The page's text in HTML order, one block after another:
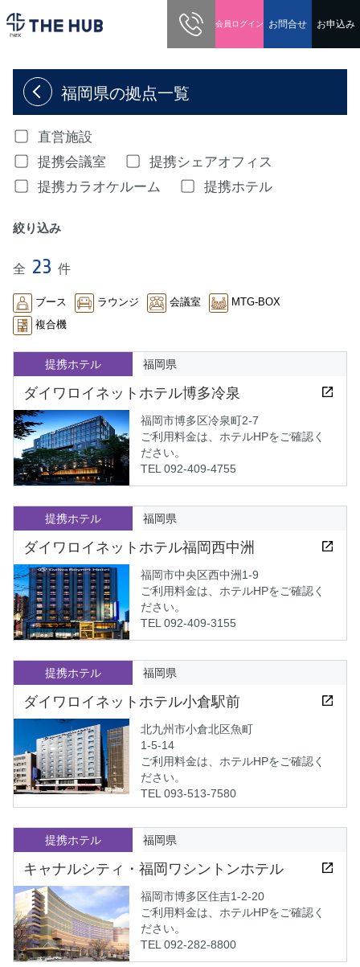
会員ログイン お問合せ お申込み
福岡県の拠点一覧
直営施設
提携会議室
提携シェアオフィス
提携カラオケルーム
提携ホテル
絞り込み
全 23 件
ブース ラウンジ 会議室
MTG-BOX
複合機
提携ホテル 福岡県
ダイワロイネットホテル博多冷泉
福岡市博多区冷泉町2-7
ご利用料金は、ホテルHPをご確認く
ださい。
TEL 092-409-4755
提携ホテル 福岡県
ダイワロイネットホテル福岡西中洲
福岡市中央区西中洲1-9
ご利用料金は、ホテルHPをご確認く
ださい。
TEL 092-409-3155
提携ホテル 福岡県
ダイワロイネットホテル小倉駅前
北九州市小倉北区魚町
1-5-14
ご利用料金は、ホテルHPをご確認く
ださい。
TEL 093-513-7580
提携ホテル 福岡県
キャナルシティ・福岡ワシントンホテル
福岡市博多区住吉1-2-20
ご利用料金は、ホテルHPをご確認く
ださい。
TEL 092-282-8800